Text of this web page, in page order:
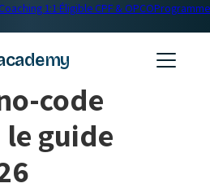
Coaching 1:1·Éligible CPF & OPCOProgramme
code
guide